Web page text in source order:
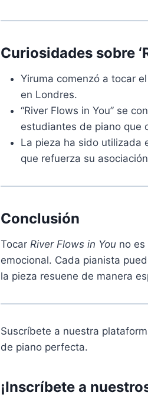
Curiosidades sobre
Yiruma comenzó a tocar
en Londres.
“River Flows in You” se
estudiantes de piano que
La pieza ha sido utilizada
que refuerza su
Conclusión
Tocar River Flows in You no
emocional. Cada pianista
la pieza resuene de manera
Suscríbete a nuestra
de piano perfecta.
¡Inscríbete a